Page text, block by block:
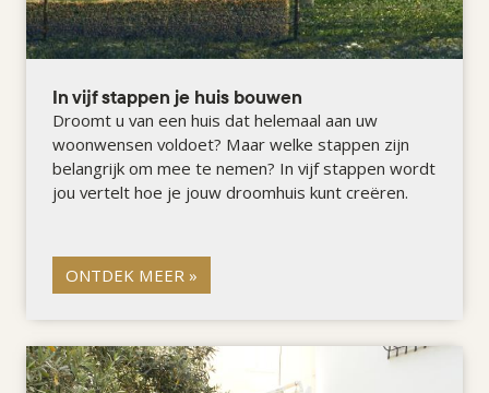
In vijf stappen je huis bouwen
Droomt u van een huis dat helemaal aan uw
woonwensen voldoet? Maar welke stappen zijn
belangrijk om mee te nemen? In vijf stappen wordt
jou vertelt hoe je jouw droomhuis kunt creëren.
ONTDEK MEER »